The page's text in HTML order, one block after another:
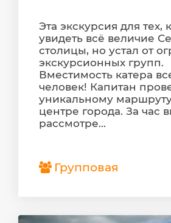
Эта экскурсия для тех,
увидеть всё величие
столицы, но устал от
экскурсионных групп.
Вместимость катера
человек! Капитан
уникальному
центре города. За час
рассмотре...
Групповая